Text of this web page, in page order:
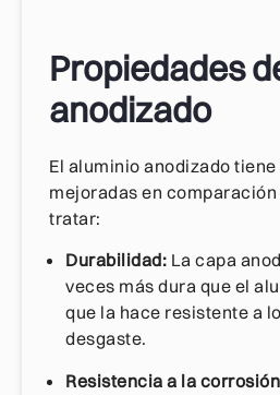
Propiedades
anodizado
El aluminio anodizado
mejoradas en
tratar:
Durabilidad: La capa
veces más dura que el
que la hace resistente a
desgaste.
Resistencia a la